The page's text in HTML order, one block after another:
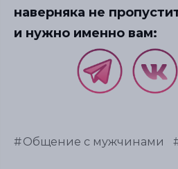
наверняка не
и нужно именно вам:
Общение с мужчинами